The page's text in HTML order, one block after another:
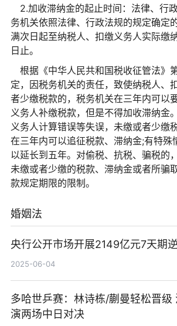
2.加收滞纳金的起止时间：法律、行
务机关依照法律、行政法规的规定确定
满次日起至纳税人、扣缴义务人实际缴
日止。
根据《中华人民共和国税收征管法》
定，因税务机关的责任，致使纳税人、
者少缴税款的，税务机关在三年内可以
义务人补缴税款，但是不得加收滞纳金
义务人计算错误等失误，未缴或者少缴
在三年内可以追征税款、滞纳金;有特殊
以延长到五年。对偷税、抗税、骗税的
未缴或者少缴的税款、滞纳金或者所骗
款规定期限的限制。
婚姻法
央行公开市场开展2149亿元7天期
2025-06-04
多哈世乒赛：林诗栋/蒯曼轻松晋级
演两场中日对决